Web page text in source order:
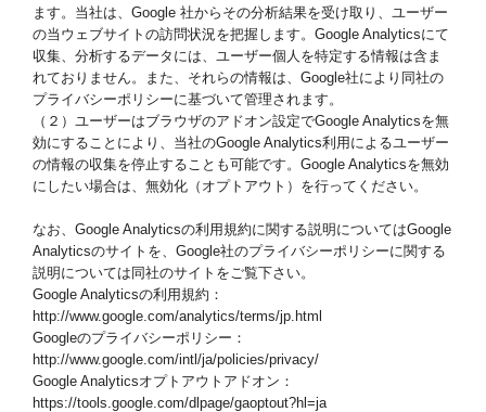
ます。当社は、Google 社からその分析結果を受け取り、ユーザー
の当ウェブサイトの訪問状況を把握します。Google Analyticsにて
収集、分析するデータには、ユーザー個人を特定する情報は含ま
れておりません。また、それらの情報は、Google社により同社の
プライバシーポリシーに基づいて管理されます。
（２）ユーザーはブラウザのアドオン設定でGoogle Analyticsを無
効にすることにより、当社のGoogle Analytics利用によるユーザー
の情報の収集を停止することも可能です。Google Analyticsを無効
にしたい場合は、無効化（オプトアウト）を行ってください。
なお、Google Analyticsの利用規約に関する説明についてはGoogle
Analyticsのサイトを、Google社のプライバシーポリシーに関する
説明については同社のサイトをご覧下さい。
Google Analyticsの利用規約：
http://www.google.com/analytics/terms/jp.html
Googleのプライバシーポリシー：
http://www.google.com/intl/ja/policies/privacy/
Google Analyticsオプトアウトアドオン：
https://tools.google.com/dlpage/gaoptout?hl=ja